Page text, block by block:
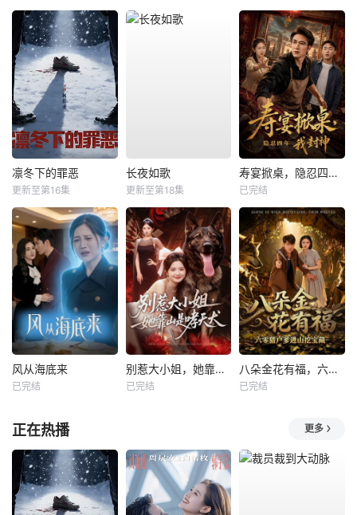
凛冬下的罪恶
更新至第16集
长夜如歌
更新至第18集
寿宴掀桌，隐忍四年我封神
已完结
风从海底来
已完结
别惹大小姐，她靠山是哮天犬
已完结
八朵金花有福，六零猎户爹进山挖宝藏
已完结
正在热播 更多